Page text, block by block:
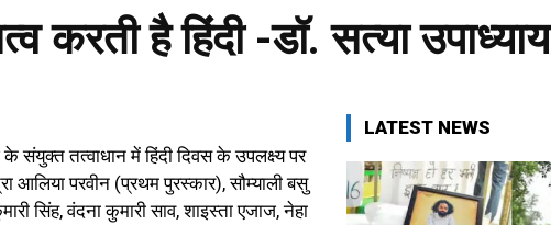
करती है हिंदी -डॉ. सत्या उपाध्याय
संयुक्त तत्वाधान में हिंदी दिवस के उपलक्ष्य पर
आलिया परवीन (प्रथम पुरस्कार), सौम्याली बसु
सिंह, वंदना कुमारी साव, शाइस्ता एजाज, नेहा
LATEST NEWS